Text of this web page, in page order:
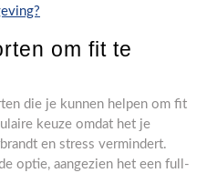
om fit te
die je kunnen helpen om fit
keuze omdat het je
en stress vermindert.
optie, aangezien het een full-